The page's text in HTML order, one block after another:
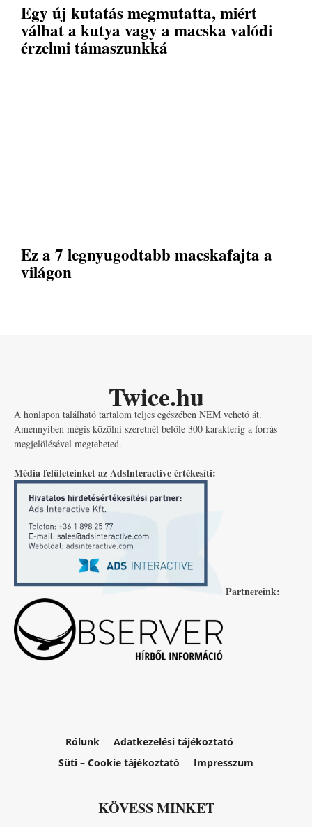
Egy új kutatás megmutatta, miért
válhat a kutya vagy a macska valódi
érzelmi támaszunkká
Ez a 7 legnyugodtabb macskafajta a
világon
Twice.hu
A honlapon található tartalom teljes egészében NEM vehető át.
Amennyiben mégis közölni szeretnél belőle 300 karakterig a forrás
megjelölésével megteheted.
Média felületeinket az AdsInteractive értékesíti:
Partnereink:
Rólunk
Adatkezelési tájékoztató
Süti – Cookie tájékoztató
Impresszum
KÖVESS MINKET